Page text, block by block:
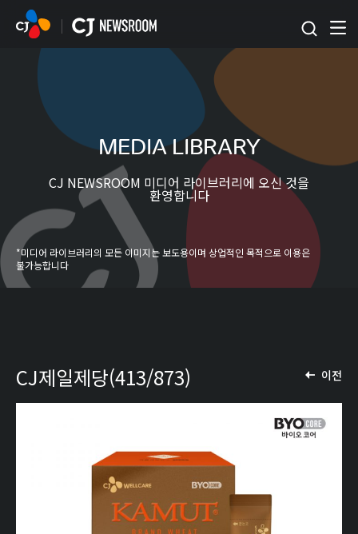
본문 바로가기
MEDIA LIBRARY
CJ NEWSROOM 미디어 라이브러리에 오신 것을
환영합니다
*미디어 라이브러리의 모든 이미지는 보도용이며 상업적인 목적으로 이용은
불가능합니다
이전
CJ제일제당(413/873)